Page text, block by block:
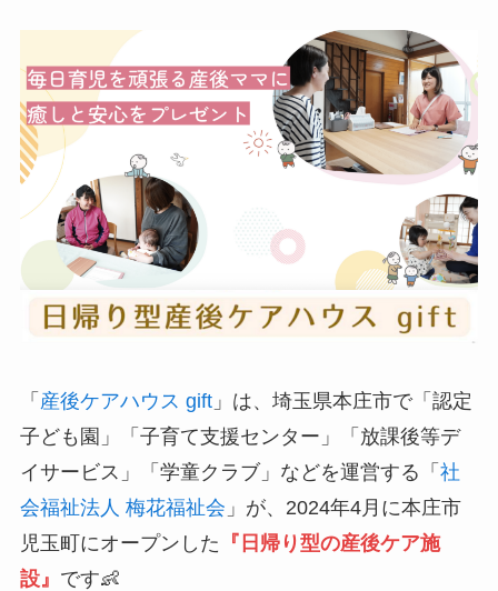
「 産後ケアハウス gift」は、埼玉県本庄市で「認定
子ども園」「子育て支援センター」「放課後等デ
イサービス」「学童クラブ」などを運営する「 社
会福祉法人 梅花福祉会 」が、2024年4月に本庄市
児玉町にオープンした 『日帰り型の産後ケア施
設』 です👶